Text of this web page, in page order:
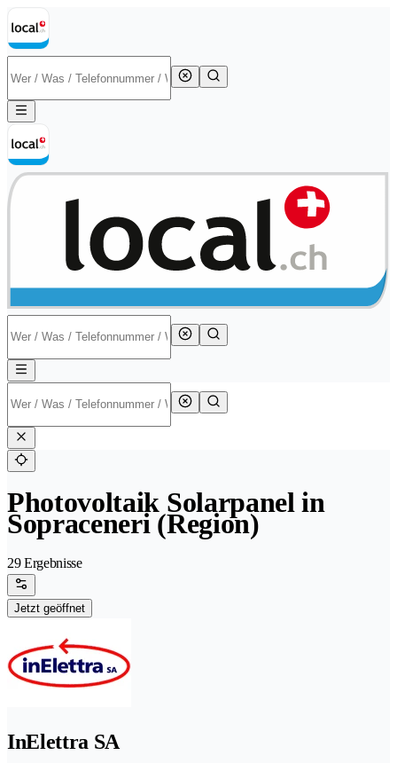
Photovoltaik Solarpanel in
Sopraceneri (Region)
29 Ergebnisse
Jetzt geöffnet
InElettra SA